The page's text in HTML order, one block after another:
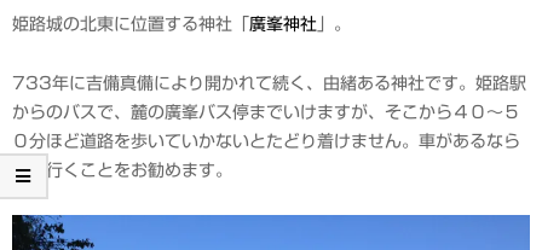
姫路城の北東に位置する神社「 廣峯神社 」。
733年に吉備真備により開かれて続く、由緒ある神社です。姫路駅
からのバスで、麓の廣峯バス停までいけますが、そこから４０～５
０分ほど道路を歩いていかないとたどり着けません。車があるなら
車で行くことをお勧めます。